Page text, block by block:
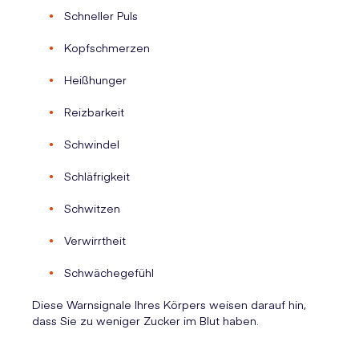
Schneller Puls
Kopfschmerzen
Heißhunger
Reizbarkeit
Schwindel
Schläfrigkeit
Schwitzen
Verwirrtheit
Schwächegefühl
Diese Warnsignale Ihres Körpers weisen darauf hin,
dass Sie zu weniger Zucker im Blut haben.